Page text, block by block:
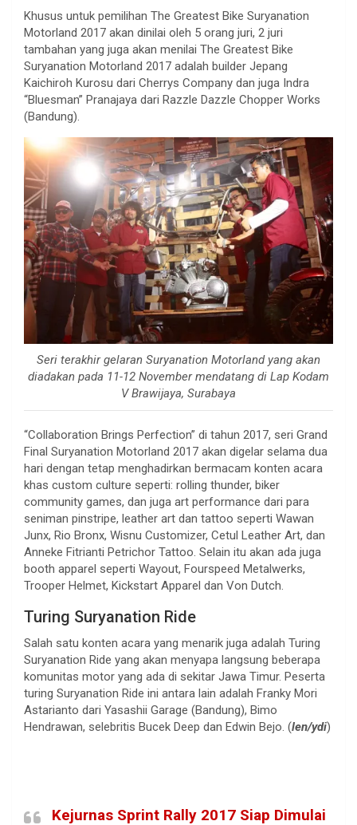
Khusus untuk pemilihan The Greatest Bike Suryanation
Motorland 2017 akan dinilai oleh 5 orang juri, 2 juri
tambahan yang juga akan menilai The Greatest Bike
Suryanation Motorland 2017 adalah builder Jepang
Kaichiroh Kurosu dari Cherrys Company dan juga Indra
“Bluesman” Pranajaya dari Razzle Dazzle Chopper Works
(Bandung).
Seri terakhir gelaran Suryanation Motorland yang akan
diadakan pada 11-12 November mendatang di Lap Kodam
V Brawijaya, Surabaya
“Collaboration Brings Perfection” di tahun 2017, seri Grand
Final Suryanation Motorland 2017 akan digelar selama dua
hari dengan tetap menghadirkan bermacam konten acara
khas custom culture seperti: rolling thunder, biker
community games, dan juga art performance dari para
seniman pinstripe, leather art dan tattoo seperti Wawan
Junx, Rio Bronx, Wisnu Customizer, Cetul Leather Art, dan
Anneke Fitrianti Petrichor Tattoo. Selain itu akan ada juga
booth apparel seperti Wayout, Fourspeed Metalwerks,
Trooper Helmet, Kickstart Apparel dan Von Dutch.
Turing Suryanation Ride
Salah satu konten acara yang menarik juga adalah Turing
Suryanation Ride yang akan menyapa langsung beberapa
komunitas motor yang ada di sekitar Jawa Timur. Peserta
turing Suryanation Ride ini antara lain adalah Franky Mori
Astarianto dari Yasashii Garage (Bandung), Bimo
Hendrawan, selebritis Bucek Deep dan Edwin Bejo. (len/ydi)
Kejurnas Sprint Rally 2017 Siap Dimulai